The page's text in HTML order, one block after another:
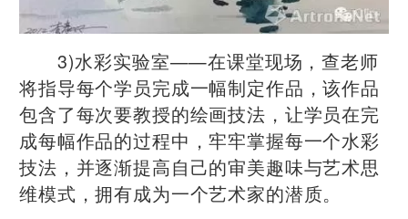
3)水彩实验室——在课堂现场，查老师
将指导每个学员完成一幅制定作品，该作品
包含了每次要教授的绘画技法，让学员在完
成每幅作品的过程中，牢牢掌握每一个水彩
技法，并逐渐提高自己的审美趣味与艺术思
维模式，拥有成为一个艺术家的潜质。